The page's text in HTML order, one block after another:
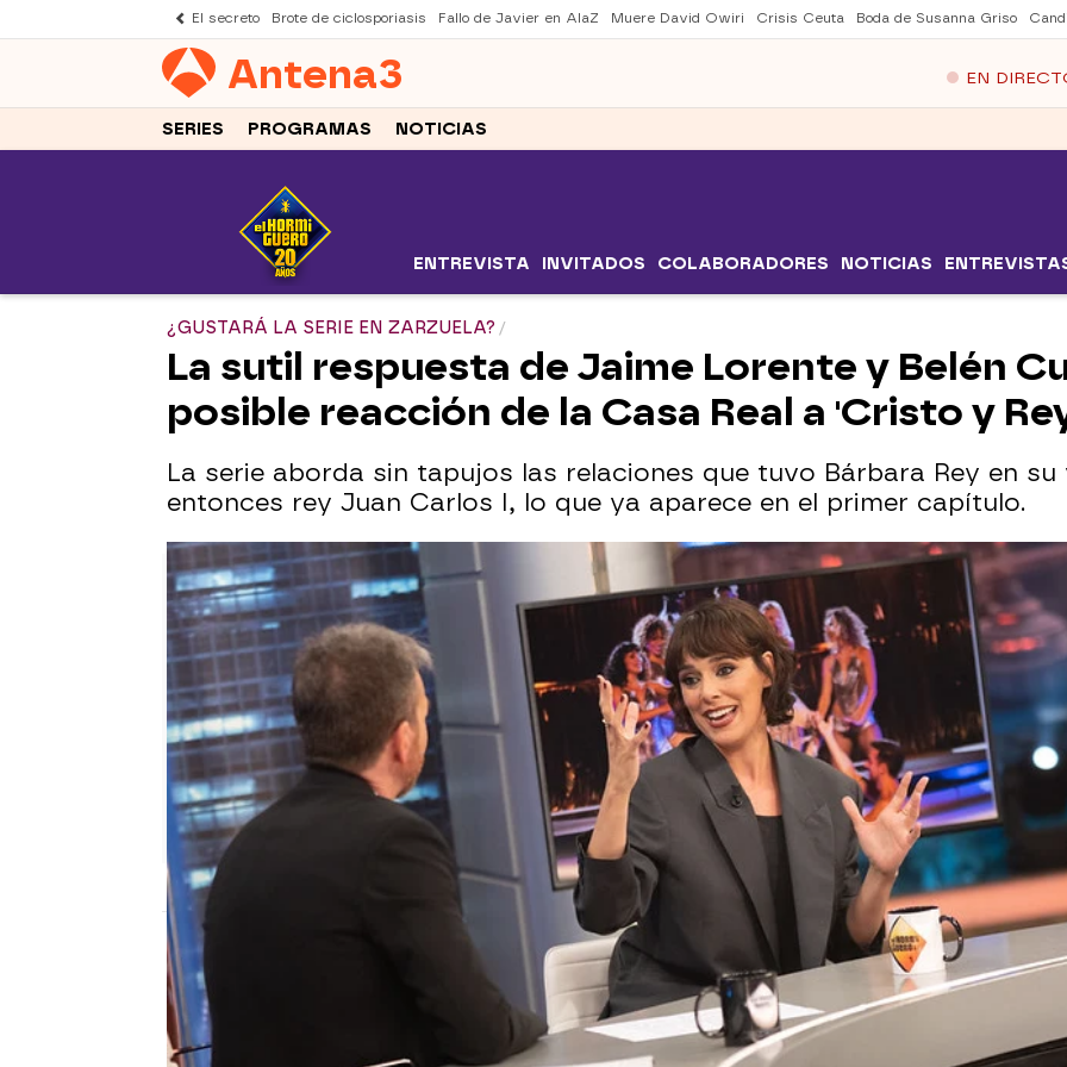
El secreto Brote de ciclosporiasis Fallo de Javier en AlaZ Muere David Owiri Crisis Ceuta Boda de Susanna Griso
Antena3 EN
SERIES PROGRAMAS NOTICIAS
ENTREVISTA INVITADOS COLABORADORES NOTICIAS
¿GUSTARÁ LA SERIE EN ZARZUELA?
La sutil respuesta de Jaime Lorente y Belén
posible reacción de la Casa Real a 'Cristo y
La serie aborda sin tapujos las relaciones que tuvo Bárbara Rey en
entonces rey Juan Carlos I, lo que ya aparece en el primer capítulo.
El Hormiguero
Publicado: 18 de enero de 2023, 08:24 WhatsappFacebook
X
Belén Cuesta han visitado 'El Hormiguero